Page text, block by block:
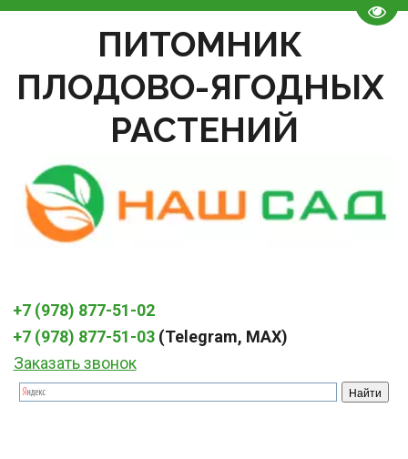
ПИТОМНИК
ПЛОДОВО-ЯГОДНЫХ
РАСТЕНИЙ
+7 (978) 877-51-02
+7 (978) 877-51-03 (Telegram, MAX)
Заказать звонок